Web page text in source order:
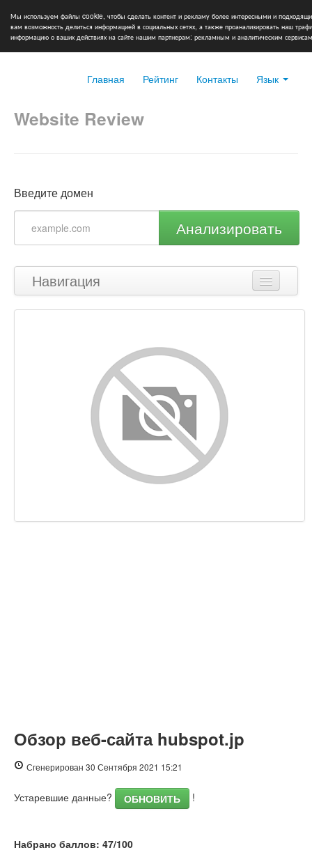
Мы используем файлы cookie, чтобы сделать контент и рекламу более интересными и
вам возможность делиться информацией в социальных сетях, а также проанализировать наш
информацию о ваших действиях на сайте нашим партнерам: рекламным и аналитическим
Главная Рейтинг Контакты Язык
Website Review
Введите домен
Анализировать
Навигация
Наверх
Ключевые слова
Юзабилити
Документ
Мобильный телефон
Обзор веб-сайта hubspot.jp
Сгенерирован 30 Сентября 2021 15:21
Устаревшие данные? ОБНОВИТЬ !
Набрано баллов: 47/100